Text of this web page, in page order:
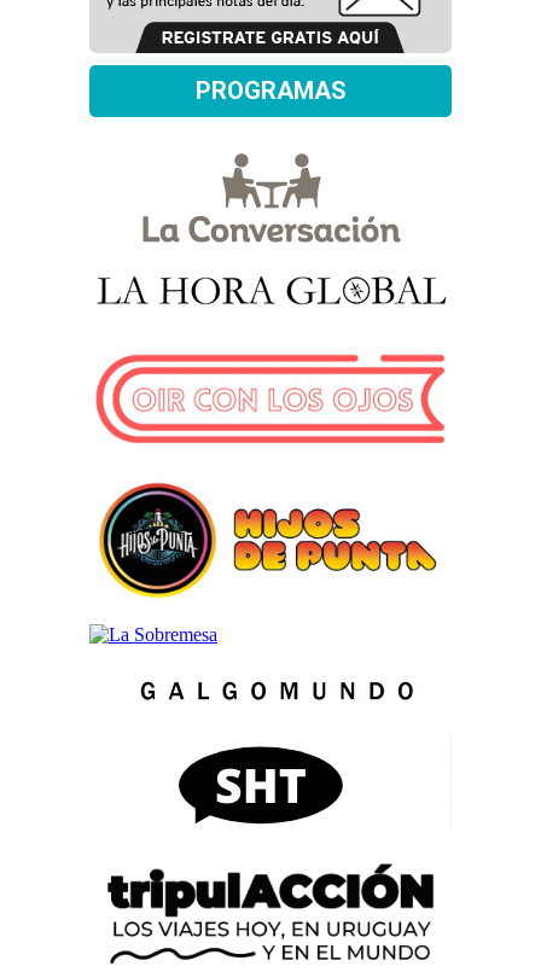
PROGRAMAS